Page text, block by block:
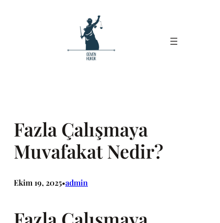
Fazla Çalışmaya
Muvafakat Nedir?
Ekim 19, 2025•admin